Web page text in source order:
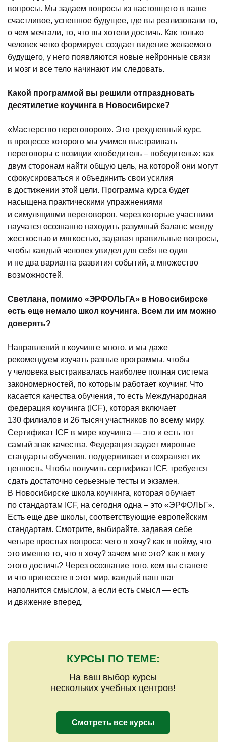
вопросы. Мы задаем вопросы из настоящего в ваше
счастливое, успешное будущее, где вы реализовали то,
о чем мечтали, то, что вы хотели достичь. Как только
человек четко формирует, создает видение желаемого
будущего, у него появляются новые нейронные связи
и мозг и все тело начинают им следовать.
Какой программой вы решили отпраздновать
десятилетие коучинга в Новосибирске?
«Мастерство переговоров». Это трехдневный курс,
в процессе которого мы учимся выстраивать
переговоры с позиции «победитель – победитель»: как
двум сторонам найти общую цель, на которой они могут
сфокусироваться и объединить свои усилия
в достижении этой цели. Программа курса будет
насыщена практическими упражнениями
и симуляциями переговоров, через которые участники
научатся осознанно находить разумный баланс между
жесткостью и мягкостью, задавая правильные вопросы,
чтобы каждый человек увидел для себя не один
и не два варианта развития событий, а множество
возможностей.
Светлана, помимо «ЭРФОЛЬГА» в Новосибирске
есть еще немало школ коучинга. Всем ли им можно
доверять?
Направлений в коучинге много, и мы даже
рекомендуем изучать разные программы, чтобы
у человека выстраивалась наиболее полная система
закономерностей, по которым работает коучинг. Что
касается качества обучения, то есть Международная
федерация коучинга (ICF), которая включает
130 филиалов и 26 тысяч участников по всему миру.
Сертификат ICF в мире коучинга — это и есть тот
самый знак качества. Федерация задает мировые
стандарты обучения, поддерживает и сохраняет их
ценность. Чтобы получить сертификат ICF, требуется
сдать достаточно серьезные тесты и экзамен.
В Новосибирске школа коучинга, которая обучает
по стандартам ICF, на сегодня одна – это «ЭРФОЛЬГ».
Есть еще две школы, соответствующие европейским
стандартам. Смотрите, выбирайте, задавая себе
четыре простых вопроса: чего я хочу? как я пойму, что
это именно то, что я хочу? зачем мне это? как я могу
этого достичь? Через осознание того, кем вы станете
и что принесете в этот мир, каждый ваш шаг
наполнится смыслом, а если есть смысл — есть
и движение вперед.
КУРСЫ ПО ТЕМЕ:
На ваш выбор курсы
нескольких учебных центров!
Смотреть все курсы